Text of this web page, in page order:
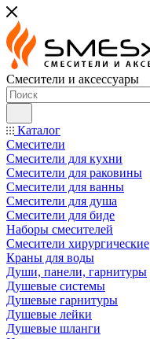
Смесители и аксессуары
Каталог
Смесители
Смесители для кухни
Смесители для раковины
Смесители для ванны
Смесители для душа
Смесители для биде
Наборы смесителей
Смесители хирургические
Краны для воды
Души, панели, гарнитуры
Душевые системы
Душевые гарнитуры
Душевые лейки
Душевые шланги